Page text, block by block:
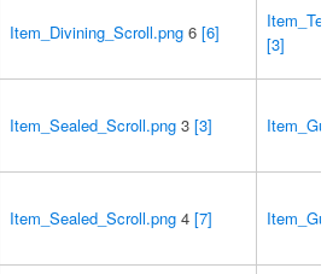
Item_Divining_Scroll.png 6 [6]
[3]
Item_Sealed_Scroll.png 3 [3]
Item_Sealed_Scroll.png 4 [7]